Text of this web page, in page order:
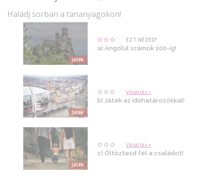
Haladj sorban a tananyagokon!
Játék
EZT NÉZED!
a) Angolul számok 100-ig!
Játék
Vásárlás »
b) Játék az időhatározókkal!
Játék
Vásárlás »
c) Öltöztesd fel a családot!